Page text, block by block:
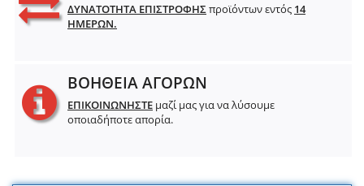
ΔΥΝΑΤΟΤΗΤΑ ΕΠΙΣΤΡΟΦΗΣπροϊόντων εντός 14
ΗΜΕΡΩΝ.
ΒΟΗΘΕΙΑ ΑΓΟΡΩΝ
ΕΠΙΚΟΙΝΩΝΗΣΤΕ μαζί μας για να λύσουμε
οποιαδήποτε απορία.